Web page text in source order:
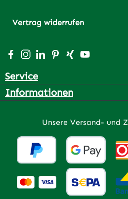
Vertrag widerrufen
Besuche uns auf Facebook –
Schau auf Instagram
Vernetze dich mit uns
Lass dich auf
Vernetze dich
Sieh dir
Service
Informationen
Unsere Versand- und